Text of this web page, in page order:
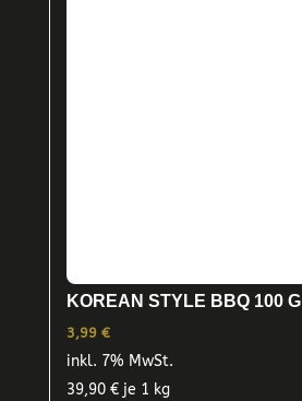
KOREAN STYLE BBQ 100 G
3,99 €
inkl. 7% MwSt.
39,90 €je 1 kg